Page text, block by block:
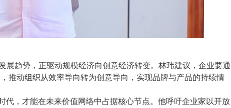
展趋势，正驱动规模经济向创意经济转变。林玮建议，企业要通
推动组织从效率导向转为创意导向，实现品牌与产品的持续情
代，才能在未来价值网络中占据核心节点。他呼吁企业家以开放